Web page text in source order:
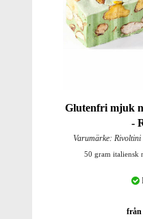
Glutenfri mjuk
-
Varumärke:
50 gram italiensk
från